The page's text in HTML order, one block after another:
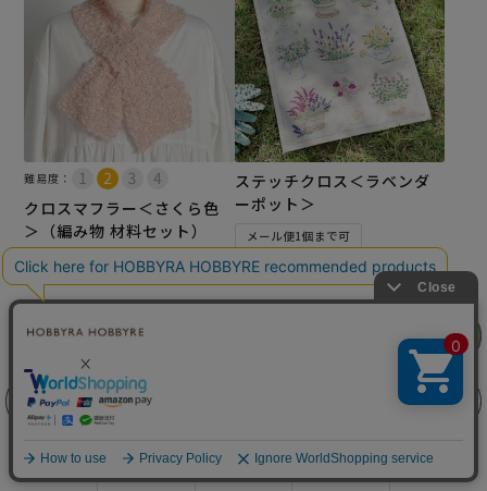
商品を探す 手芸を学ぶ ガイド 店舗情報 ログイン
前に戻る
フェア
難易度：
クロスマフラー＜さくら色
＞（編み物 材料セット）
¥4,180税込
ステッチクロス＜ラベンダ
ーポット＞
メール便1個まで可
¥5,280税込